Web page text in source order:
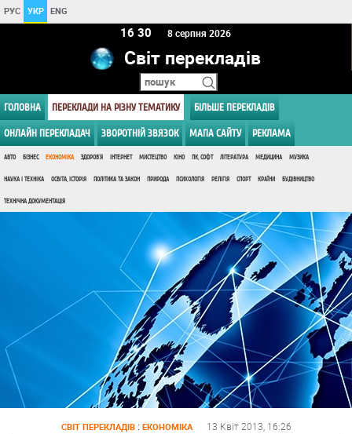
РУС УКР ENG
16 30 8 серпня 2026
Світ перекладів
ГОЛОВНА ПЕРЕКЛАДИ НА РІЗНУ ТЕМАТИКУ БІЛЬШЕ ПЕРЕКЛАДІВ
ОНЛАЙН ПЕРЕКЛАДАЧ ЗВОРОТНІЙ ЗВЯЗОК МАПА САЙТУ РЕКЛАМА
АВТО БІЗНЕС ЕКОНОМІКА ЗДОРОВ'Я ІНТЕРНЕТ МИСТЕЦТВО КІНО ПК, СОФТ ЛІТЕРАТУРА МЕДИЦИНА МУЗИКА
НАУКА І ТЕХНІКА ОСВІТА, ІСТОРІЯ ПОЛІТИКА ТА ЗАКОН ПРИРОДА ПСИХОЛОГІЯ РЕЛІГІЯ СПОРТ КРАЇНИ БУДІВНИЦТВО
ТЕХНІЧНА ДОКУМЕНТАЦІЯ
СВІТ ПЕРЕКЛАДІВ: ЕКОНОМІКА 13 Квіт 2013 , 16:26